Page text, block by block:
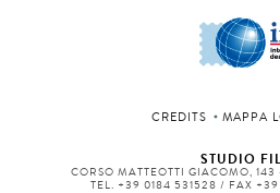
CREDITS MAPPA
STUDIO
CORSO MATTEOTTI GIACOMO,
TEL. +39 0184 531528 / FAX